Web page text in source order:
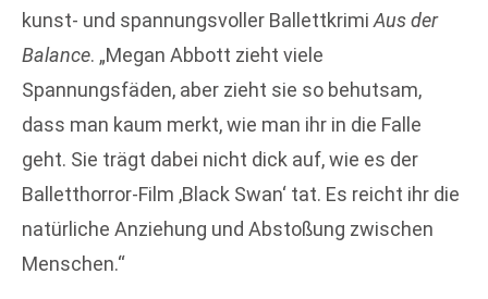
kunst- und spannungsvoller Ballettkrimi Aus der
Balance. „Megan Abbott zieht viele
Spannungsfäden, aber zieht sie so behutsam,
dass man kaum merkt, wie man ihr in die Falle
geht. Sie trägt dabei nicht dick auf, wie es der
Balletthorror-Film ‚Black Swan‘ tat. Es reicht ihr die
natürliche Anziehung und Abstoßung zwischen
Menschen.“